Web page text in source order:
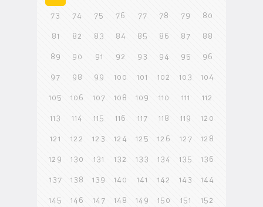
73 74 75 76 77 78 79 80
81 82 83 84 85 86 87 88
89 90 91 92 93 94 95 96
97 98 99 100 101 102 103 104
105 106 107 108 109 110 111 112
113 114 115 116 117 118 119 120
121 122 123 124 125 126 127 128
129 130 131 132 133 134 135 136
137 138 139 140 141 142 143 144
145 146 147 148 149 150 151 152